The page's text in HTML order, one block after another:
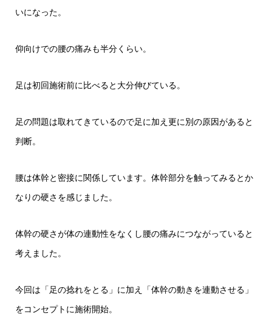
いになった。
仰向けでの腰の痛みも半分くらい。
足は初回施術前に比べると大分伸びている。
足の問題は取れてきているので足に加え更に別の原因があると
判断。
腰は体幹と密接に関係しています。体幹部分を触ってみるとか
なりの硬さを感じました。
体幹の硬さが体の連動性をなくし腰の痛みにつながっていると
考えました。
今回は「足の捻れをとる」に加え「体幹の動きを連動させる」
をコンセプトに施術開始。